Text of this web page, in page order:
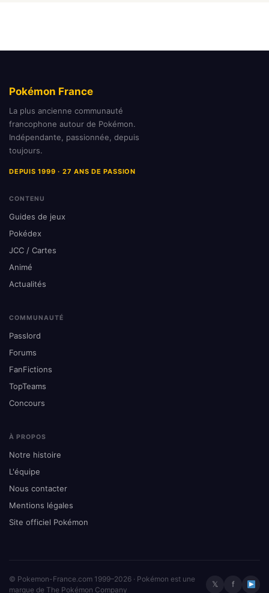
Pokémon France
La plus ancienne communauté
francophone autour de Pokémon.
Indépendante, passionnée, depuis
toujours.
DEPUIS 1999 · 27 ANS DE PASSION
CONTENU
Guides de jeux
Pokédex
JCC / Cartes
Animé
Actualités
COMMUNAUTÉ
Passlord
Forums
FanFictions
TopTeams
Concours
À PROPOS
Notre histoire
L'équipe
Nous contacter
Mentions légales
Site officiel Pokémon
© Pokemon-France.com 1999–2026 · Pokémon est une
marque de The Pokémon Company
𝕏 f